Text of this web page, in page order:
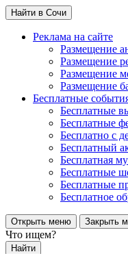
Найти в Сочи
Реклама на сайте
Размещение
Размещение
Размещение
Размещение
Бесплатные
Бесплатные
Бесплатные
Бесплатно с
Бесплатный
Бесплатная
Бесплатные
Бесплатные
Бесплатное
Открыть меню Закрыть
Что ищем?
Найти